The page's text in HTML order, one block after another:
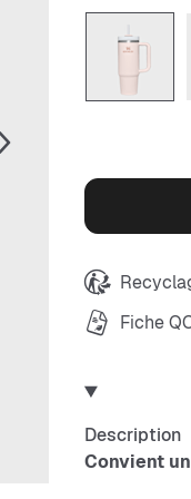
Fiche
Description
Convient